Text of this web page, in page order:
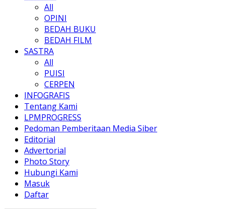
All
OPINI
BEDAH BUKU
BEDAH FILM
SASTRA
All
PUISI
CERPEN
INFOGRAFIS
Tentang Kami
LPMPROGRESS
Pedoman Pemberitaan Media Siber
Editorial
Advertorial
Photo Story
Hubungi Kami
Masuk
Daftar